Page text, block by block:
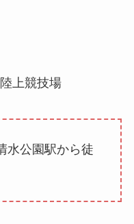
上競技場
水公園駅から徒